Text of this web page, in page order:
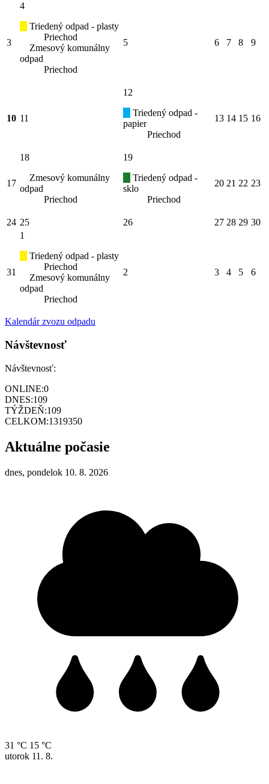
3
4
Triedený odpad - plasty
Priechod
Zmesový komunálny
odpad
Priechod
5 6 7 8 9
10 11
12
Triedený odpad -
papier
Priechod
13 14 15 16
17
18
Zmesový komunálny
odpad
Priechod
19
Triedený odpad -
sklo
Priechod
20 21 22 23
24 25 26 27 28 29 30
31
1
Triedený odpad - plasty
Priechod
Zmesový komunálny
odpad
Priechod
2 3 4 5 6
Kalendár zvozu odpadu
Návštevnosť
Návštevnosť:
ONLINE:0
DNES:109
TÝŽDEŇ:109
CELKOM:1319350
Aktuálne počasie
dnes, pondelok 10. 8. 2026
31 °C 15 °C
utorok 11. 8.